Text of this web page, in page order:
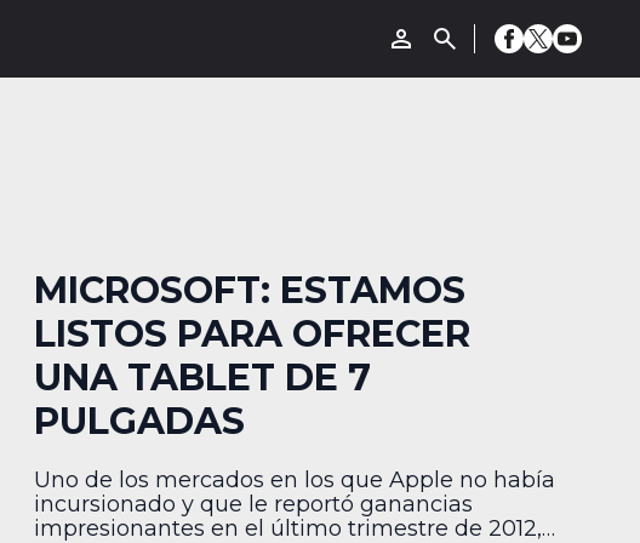
MICROSOFT: ESTAMOS
LISTOS PARA OFRECER
UNA TABLET DE 7
PULGADAS
Uno de los mercados en los que Apple no había
incursionado y que le reportó ganancias
impresionantes en el último trimestre de 2012,